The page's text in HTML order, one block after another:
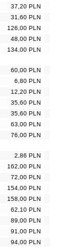
37,20 PLN
31,60 PLN
126,00 PLN
48,00 PLN
134,00 PLN
60,00 PLN
6,80 PLN
12,20 PLN
35,60 PLN
35,60 PLN
63,00 PLN
76,00 PLN
2,86 PLN
162,00 PLN
72,00 PLN
154,00 PLN
158,00 PLN
62,10 PLN
89,00 PLN
91,00 PLN
94,00 PLN